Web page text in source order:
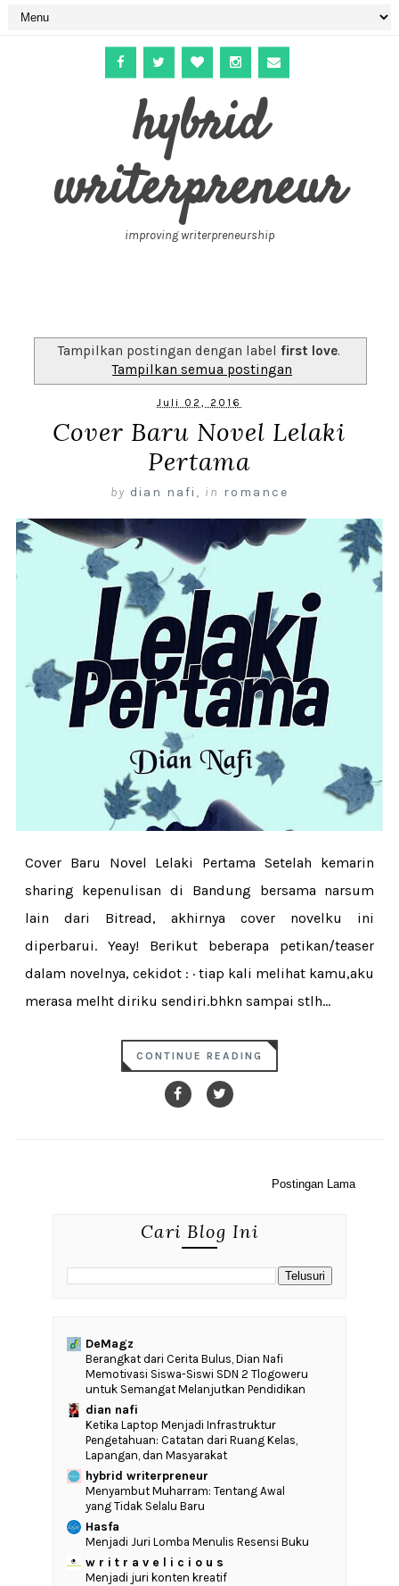
hybrid
writerpreneur
improving writerpreneurship
Tampilkan postingan dengan label first love.
Tampilkan semua postingan
Juli 02, 2016
Cover Baru Novel Lelaki
Pertama
by dian nafi , in romance
Cover Baru Novel Lelaki Pertama Setelah kemarin
sharing kepenulisan di Bandung bersama narsum
lain dari Bitread, akhirnya cover novelku ini
diperbarui. Yeay! Berikut beberapa petikan/teaser
dalam novelnya, cekidot : · tiap kali melihat kamu,aku
merasa melht diriku sendiri.bhkn sampai stlh...
CONTINUE READING
Postingan Lama
Cari Blog Ini
DeMagz
‎Berangkat dari Cerita Bulus, Dian Nafi
Memotivasi Siswa-Siswi SDN 2 Tlogoweru
untuk Semangat Melanjutkan Pendidikan
dian nafi
Ketika Laptop Menjadi Infrastruktur
Pengetahuan: Catatan dari Ruang Kelas,
Lapangan, dan Masyarakat
hybrid writerpreneur
Menyambut Muharram: Tentang Awal
yang Tidak Selalu Baru
Hasfa
Menjadi Juri Lomba Menulis Resensi Buku
w r i t r a v e l i c i o u s
Menjadi juri konten kreatif